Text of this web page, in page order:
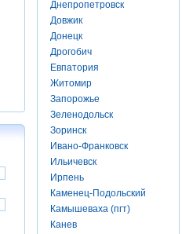
Днепропетровск
Довжик
Донецк
Дрогобич
Евпатория
Житомир
Запорожье
Зеленодольск
Зоринск
Ивано-Франковск
Ильичевск
Ирпень
Каменец-Подольский
Камышеваха (пгт)
Канев